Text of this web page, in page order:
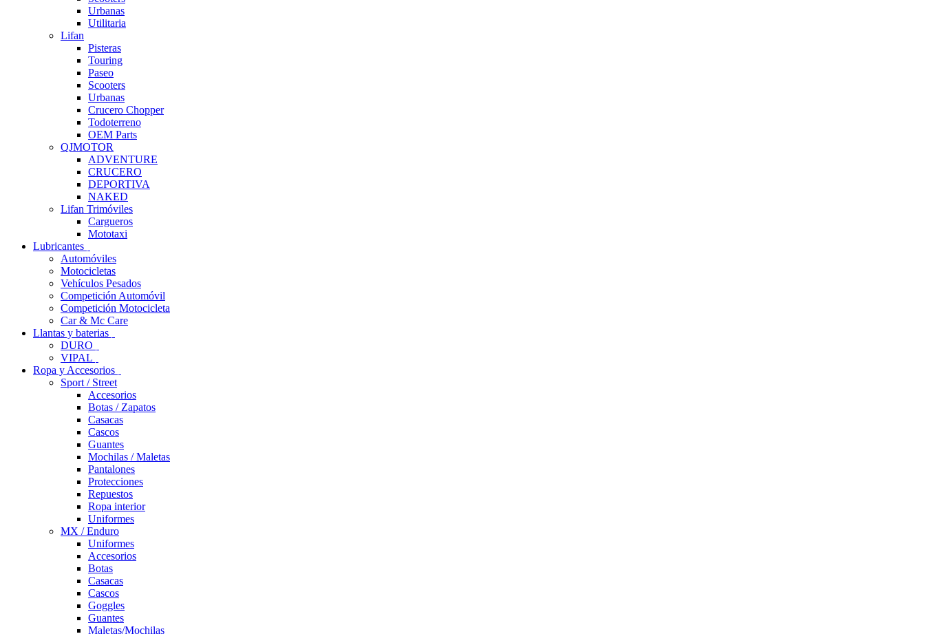
Urbanas
Utilitaria
Lifan
Pisteras
Touring
Paseo
Scooters
Urbanas
Crucero Chopper
Todoterreno
OEM Parts
QJMOTOR
ADVENTURE
CRUCERO
DEPORTIVA
NAKED
Lifan Trimóviles
Cargueros
Mototaxi
Lubricantes
Automóviles
Motocicletas
Vehículos Pesados
Competición Automóvil
Competición Motocicleta
Car & Mc Care
Llantas y baterias
DURO
VIPAL
Ropa y Accesorios
Sport / Street
Accesorios
Botas / Zapatos
Casacas
Cascos
Guantes
Mochilas / Maletas
Pantalones
Protecciones
Repuestos
Ropa interior
Uniformes
MX / Enduro
Uniformes
Accesorios
Botas
Casacas
Cascos
Goggles
Guantes
Maletas/Mochilas